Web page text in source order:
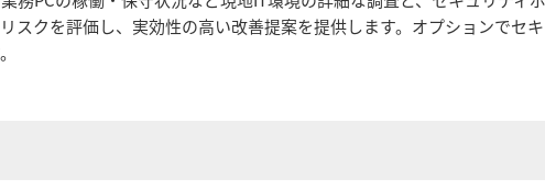
スクを評価し、実効性の高い改善提案を提供します。オプションでセ